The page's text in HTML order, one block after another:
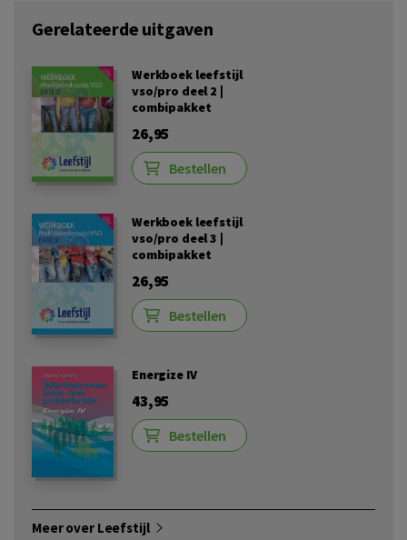
Gerelateerde uitgaven
Werkboek leefstijl
vso/pro deel 2 |
combipakket
26,95
Bestellen
Werkboek leefstijl
vso/pro deel 3 |
combipakket
26,95
Bestellen
Energize IV
43,95
Bestellen
Meer over Leefstijl